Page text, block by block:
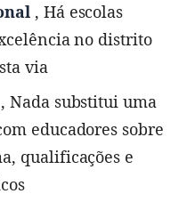
, Há escolas
no distrito
via
, Nada substitui uma
educadores sobre
qualificações e